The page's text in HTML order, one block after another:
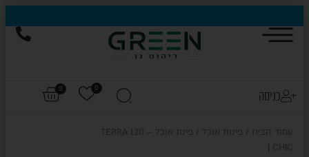
כניסה 0
0
עמוד הבית פינות אוכל
/ פינת אוכל – TERRA 120
| CHIC